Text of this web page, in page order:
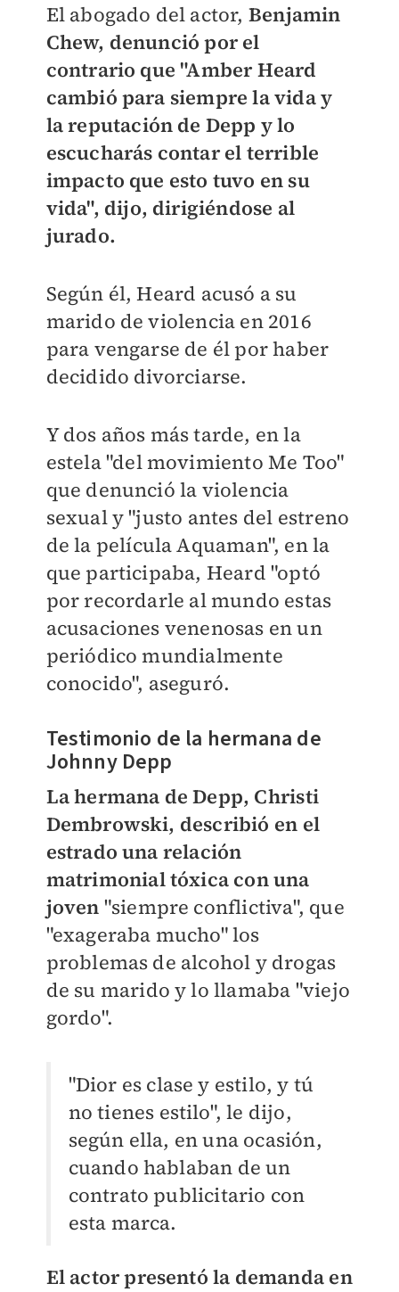
El abogado del actor, Benjamin
Chew, denunció por el
contrario que "Amber Heard
cambió para siempre la vida y
la reputación de Depp y lo
escucharás contar el terrible
impacto que esto tuvo en su
vida", dijo, dirigiéndose al
jurado.
Según él, Heard acusó a su
marido de violencia en 2016
para vengarse de él por haber
decidido divorciarse.
Y dos años más tarde, en la
estela "del movimiento Me Too"
que denunció la violencia
sexual y "justo antes del estreno
de la película Aquaman", en la
que participaba, Heard "optó
por recordarle al mundo estas
acusaciones venenosas en un
periódico mundialmente
conocido", aseguró.
Testimonio de la hermana de
Johnny Depp
La hermana de Depp, Christi
Dembrowski, describió en el
estrado una relación
matrimonial tóxica con una
joven "siempre conflictiva", que
"exageraba mucho" los
problemas de alcohol y drogas
de su marido y lo llamaba "viejo
gordo".
"Dior es clase y estilo, y tú
no tienes estilo", le dijo,
según ella, en una ocasión,
cuando hablaban de un
contrato publicitario con
esta marca.
El actor presentó la demanda en